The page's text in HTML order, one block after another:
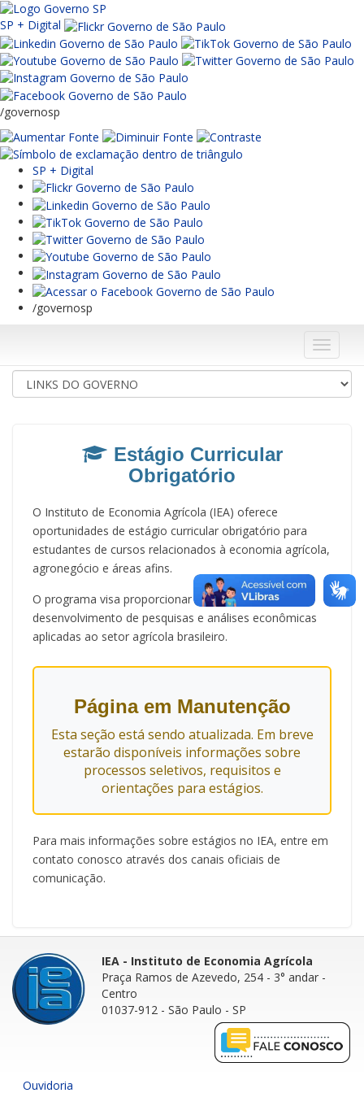
SP + Digital
/governosp
SP + Digital
/governosp
Menu
Estágio Curricular
Obrigatório
O Instituto de Economia Agrícola (IEA) oferece
oportunidades de estágio curricular obrigatório para
estudantes de cursos relacionados à economia agrícola,
agronegócio e áreas afins.
O programa visa proporcionar experiência prática no
desenvolvimento de pesquisas e análises econômicas
aplicadas ao setor agrícola brasileiro.
Página em Manutenção
Esta seção está sendo atualizada. Em breve
estarão disponíveis informações sobre
processos seletivos, requisitos e
orientações para estágios.
Para mais informações sobre estágios no IEA, entre em
contato conosco através dos canais oficiais de
comunicação.
IEA - Instituto de Economia Agrícola
Praça Ramos de Azevedo, 254 - 3° andar -
Centro
01037-912 - São Paulo - SP
Ouvidoria